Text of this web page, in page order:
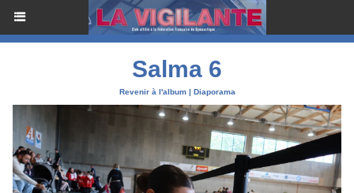
Salma 6
Revenir à l'album | Diaporama